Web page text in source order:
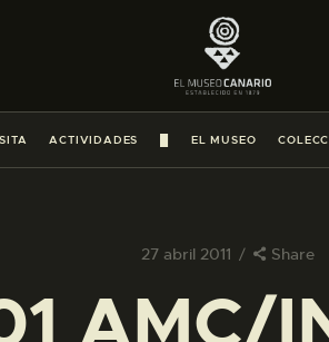
ACTIVIDADES EL MUSEO
27 abril 2011 Share
LA VISITA